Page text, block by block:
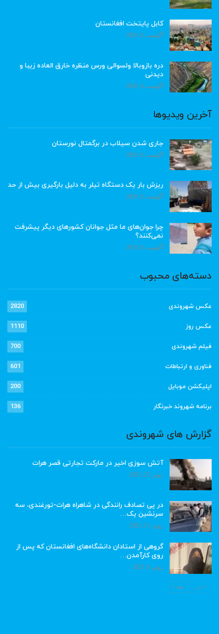
کابل پایتخت افغانستان
آگوست 6, 2026
دره بازوبالا ولسوالی ورس منظره خارق العاده زیبا و
دیدنی
آگوست 6, 2026
آخرین ویدیوها
جاری شدن سیلاب در برگمتال نورستان
آگوست 6, 2026
ریزش بار یک دستگاه تیلر به دلیل بارگیری بیش از حد
آگوست 6, 2026
چرا جوان‌های ما مثل جوانان کشورهای دیگر پیشرفت
نمی‌کنند؟
آگوست 6, 2026
دسته‌های محبوب
عکس شهروندی 2820
عکس روز 1110
فیلم شهروندی 700
فناوری و ارتباطات 601
اپلیکشن موبایل 200
برنامه شهروند خبرنگار 136
گزارش های شهروندی
آتش سوزی اخیر در مارکت تجارتی قصر هرات
ژوئن 22, 2023
در پی تصادف رانندگی در شاهراه هرات-تورغندی، سه
سرنشین یک…
ژوئن 15, 2023
گروهی از استادان دانشگاه‌های افغانستان که پس از
روی کارآمدن…
ژوئن 6, 2023
قبلی بعد